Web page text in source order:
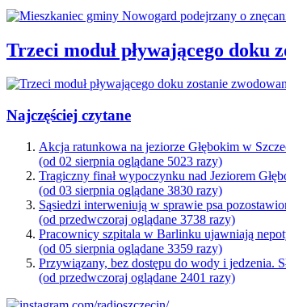
Trzeci moduł pływającego doku
Najczęściej czytane
Akcja ratunkowa na jeziorze Głębokim w
(od 02 sierpnia oglądane 5023 razy)
Tragiczny finał wypoczynku nad Jeziorem
(od 03 sierpnia oglądane 3830 razy)
Sąsiedzi interweniują w sprawie psa
(od przedwczoraj oglądane 3738 razy)
Pracownicy szpitala w Barlinku ujawniają
(od 05 sierpnia oglądane 3359 razy)
Przywiązany, bez dostępu do wody i jedzenia.
(od przedwczoraj oglądane 2401 razy)